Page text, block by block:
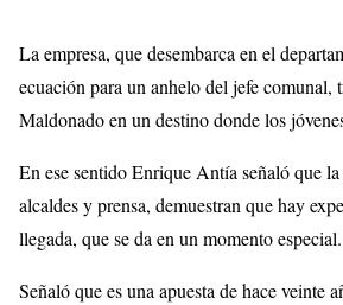
La empresa, que desembarca en el
ecuación para un anhelo del jefe comunal,
Maldonado en un destino donde los
En ese sentido Enrique Antía señaló que
alcaldes y prensa, demuestran que hay
llegada, que se da en un momento especial.
Señaló que es una apuesta de hace veinte